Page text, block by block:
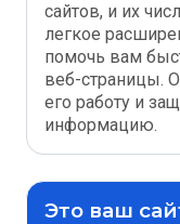
сайтов, и их
легкое
помочь вам
веб-страницы.
его работу и
информацию.
Это ваш